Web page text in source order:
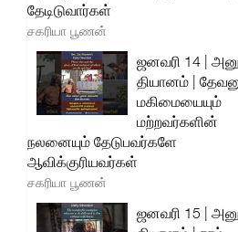
தேடிடுவார்கள்
சகரியா பூணன்
ஜனவரி 14 |
தியானம் |
மகிமையையும்
மற்றவர்களின்
நலனையும் தேடுபவர்களே
ஆவிக்குரியவர்கள்
சகரியா பூணன்
ஜனவரி 15 |